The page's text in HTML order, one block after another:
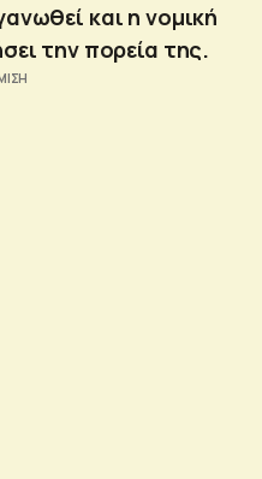
και η νομική
την πορεία της.